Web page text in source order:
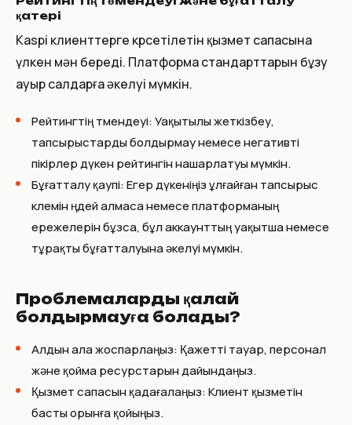
қатері
Kaspi клиенттерге көрсетілетін қызмет сапасына
үлкен мән береді. Платформа стандарттарын бұзу
ауыр салдарға әкелуі мүмкін.
Рейтингтің төмендеуі: Уақытылы жеткізбеу,
тапсырыстарды болдырмау немесе негативті
пікірлер дүкен рейтингін нашарлатуы мүмкін.
Бұғатталу қаупі: Егер дүкеніңіз ұлғайған тапсырыс
көлемін өңдей алмаса немесе платформаның
ережелерін бұзса, бұл аккаунттың уақытша немесе
тұрақты бұғатталуына әкелуі мүмкін.
Проблемаларды қалай
болдырмауға болады?
Алдын ала жоспарлаңыз: Қажетті тауар, персонал
және қойма ресурстарын дайындаңыз.
Қызмет сапасын қадағалаңыз: Клиент қызметін
басты орынға қойыңыз.